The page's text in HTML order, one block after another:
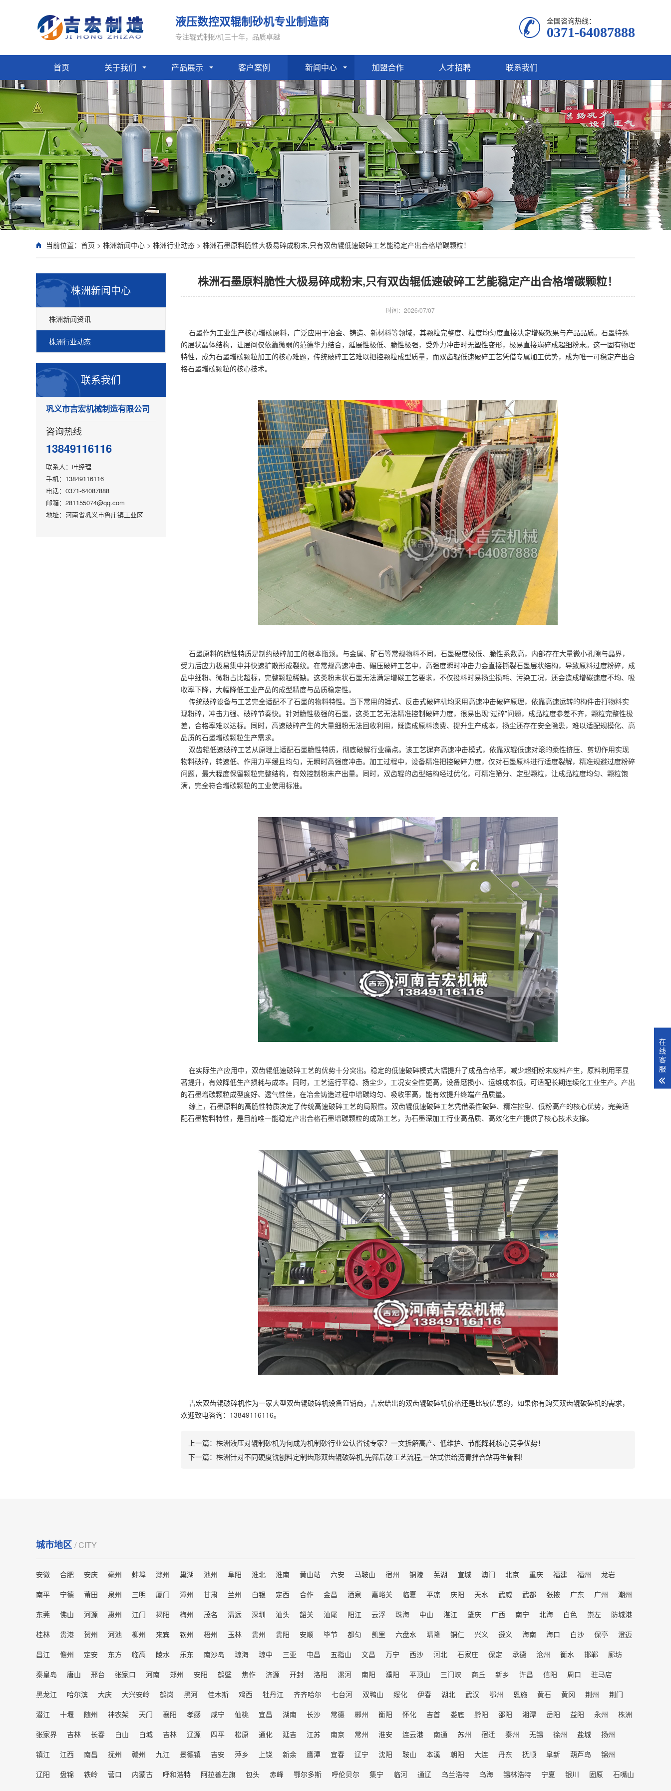
液压数控双辊制砂机专业制造商
专注辊式制砂机三十年，品质卓越
全国咨询热线：
0371-64087888
首页 关于我们 产品展示 客户案例 新闻中心 加盟合作 人才招聘 联系我们
当前位置： 首页 > 株洲新闻中心 > 株洲行业动态 > 株洲石墨原料脆性大极易碎成粉末,只有双齿辊低速破碎工艺能稳定产出合格增碳颗粒！
株洲新闻中心
株洲新闻资讯
株洲行业动态
联系我们
巩义市吉宏机械制造有限公司
咨询热线
13849116116
联系人：叶经理
手机：13849116116
电话：0371-64087888
邮箱：281155074@qq.com
地址：河南省巩义市鲁庄镇工业区
株洲石墨原料脆性大极易碎成粉末,只有双齿辊低速破碎工艺能稳定产出合格增碳颗粒！
时间：2026/07/07
石墨作为工业生产核心增碳原料，广泛应用于冶金、铸造、新材料等领域，其颗粒完整度、粒度均匀度直接决定增碳效果与产品品质。石墨特殊
的层状晶体结构，让层间仅依靠微弱的范德华力结合，延展性极低、脆性极强，受外力冲击时无塑性变形，极易直接崩碎成超细粉末。这一固有物理
特性，成为石墨增碳颗粒加工的核心难题，传统破碎工艺难以把控颗粒成型质量，而双齿辊低速破碎工艺凭借专属加工优势，成为唯一可稳定产出合
格石墨增碳颗粒的核心技术。
石墨原料的脆性特质是制约破碎加工的根本瓶颈。与金属、矿石等常规物料不同，石墨硬度极低、脆性系数高，内部存在大量微小孔隙与晶界，
受力后应力极易集中并快速扩散形成裂纹。在常规高速冲击、碾压破碎工艺中，高强度瞬时冲击力会直接撕裂石墨层状结构，导致原料过度粉碎，成
品中细粉、微粉占比超标，完整颗粒稀缺。这类粉末状石墨无法满足增碳工艺要求，不仅投料时易扬尘损耗、污染工况，还会造成增碳速度不均、吸
收率下降，大幅降低工业产品的成型精度与品质稳定性。
传统破碎设备与工艺完全适配不了石墨的物料特性。当下常用的锤式、反击式破碎机均采用高速冲击破碎原理，依靠高速运转的构件击打物料实
现粉碎，冲击力强、破碎节奏快。针对脆性极强的石墨，这类工艺无法精准控制破碎力度，很易出现“过碎”问题，成品粒度参差不齐，颗粒完整性极
差，合格率难以达标。同时，高速破碎产生的大量细粉无法回收利用，既造成原料浪费、提升生产成本，扬尘还存在安全隐患，难以适配规模化、高
品质的石墨增碳颗粒生产需求。
双齿辊低速破碎工艺从原理上适配石墨脆性特质，彻底破解行业痛点。该工艺摒弃高速冲击模式，依靠双辊低速对滚的柔性挤压、剪切作用实现
物料破碎，转速低、作用力平缓且均匀，无瞬时高强度冲击。加工过程中，设备精准把控破碎力度，仅对石墨原料进行适度裂解，精准规避过度粉碎
问题，最大程度保留颗粒完整结构，有效控制粉末产出量。同时，双齿辊的齿型结构经过优化，可精准筛分、定型颗粒，让成品粒度均匀、颗粒饱
满，完全符合增碳颗粒的工业使用标准。
在实际生产应用中，双齿辊低速破碎工艺的优势十分突出。稳定的低速破碎模式大幅提升了成品合格率，减少超细粉末废料产生，原料利用率显
著提升，有效降低生产损耗与成本。同时，工艺运行平稳、扬尘少，工况安全性更高，设备磨损小、运维成本低，可适配长期连续化工业生产。产出
的石墨增碳颗粒成型度好、透气性佳，在冶金铸造过程中增碳均匀、吸收率高，能有效提升终端产品质量。
综上，石墨原料的高脆性特质决定了传统高速破碎工艺的局限性。双齿辊低速破碎工艺凭借柔性破碎、精准控型、低粉高产的核心优势，完美适
配石墨物料特性，是目前唯一能稳定产出合格石墨增碳颗粒的成熟工艺，为石墨深加工行业高品质、高效化生产提供了核心技术支撑。
吉宏双齿辊破碎机作为一家大型双齿辊破碎机设备直销商，吉宏给出的双齿辊破碎机价格还是比较优惠的，如果你有购买双齿辊破碎机的需求，
欢迎致电咨询：13849116116。
上一篇： 株洲液压对辊制砂机为何成为机制砂行业公认省钱专家？一文拆解高产、低维护、节能降耗核心竞争优势！
下一篇： 株洲针对不同硬度铣刨料定制齿形双齿辊破碎机,先筛后破工艺流程,一站式供给沥青拌合站再生骨料!
城市地区 / CITY
安徽 合肥 安庆 毫州 蚌埠 滁州 巢湖 池州 阜阳 淮北 淮南 黄山站 六安 马鞍山 宿州 铜陵 芜湖 宣城 澳门 北京 重庆 福建 福州
龙岩
南平
宁德 莆田 泉州 三明 厦门 漳州 甘肃 兰州 白银 定西 合作 金昌 酒泉 嘉峪关 临夏 平凉 庆阳 天水 武威 武都 张掖 广东 广州
潮州
东莞
佛山 河源 惠州 江门 揭阳 梅州 茂名 清远 深圳 汕头 韶关 汕尾 阳江 云浮 珠海 中山 湛江 肇庆 广西 南宁 北海 白色 崇左
防城港
桂林
贵港 贺州 河池 柳州 来宾 钦州 梧州 玉林 贵州 贵阳 安顺 毕节 都匀 凯里 六盘水 晴隆 铜仁 兴义 遵义 海南 海口 白沙 保亭
澄迈
昌江
儋州 定安 东方 临高 陵水 乐东 南沙岛 琼海 琼中 三亚 屯昌 五指山 文昌 万宁 西沙 河北 石家庄 保定 承德 沧州 衡水 邯郸
廊坊
秦皇岛
唐山 邢台 张家口 河南 郑州 安阳 鹤壁 焦作 济源 开封 洛阳 漯河 南阳 濮阳 平顶山 三门峡 商丘 新乡 许昌 信阳 周口
驻马店
黑龙江
哈尔滨 大庆 大兴安岭 鹤岗 黑河 佳木斯 鸡西 牡丹江 齐齐哈尔 七台河 双鸭山 绥化 伊春 湖北 武汉 鄂州 恩施 黄石 黄冈 荆州
荆门
潜江
十堰 随州 神农架 天门 襄阳 孝感 咸宁 仙桃 宜昌 湖南 长沙 常德 郴州 衡阳 怀化 吉首 娄底 黔阳 邵阳 湘潭 岳阳 益阳 永州
株洲
张家界
吉林 长春 白山 白城 吉林 辽源 四平 松原 通化 延吉 江苏 南京 常州 淮安 连云港 南通 苏州 宿迁 秦州 无锡 徐州 盐城
扬州
镇江
江西 南昌 抚州 赣州 九江 景德镇 吉安 萍乡 上饶 新余 鹰潭 宜春 辽宁 沈阳 鞍山 本溪 朝阳 大连 丹东 抚顺 阜新 葫芦岛
锦州
辽阳
盘锦 铁岭 营口 内蒙古 呼和浩特 阿拉善左旗 包头 赤峰 鄂尔多斯 呼伦贝尔 集宁 临河 通辽 乌兰浩特 乌海 锡林浩特 宁夏 银川 固原
石嘴山
在
线
客
服